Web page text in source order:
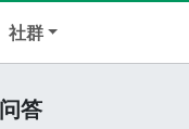
社群
问答